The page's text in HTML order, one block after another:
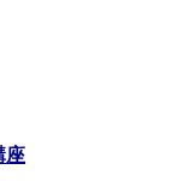
座